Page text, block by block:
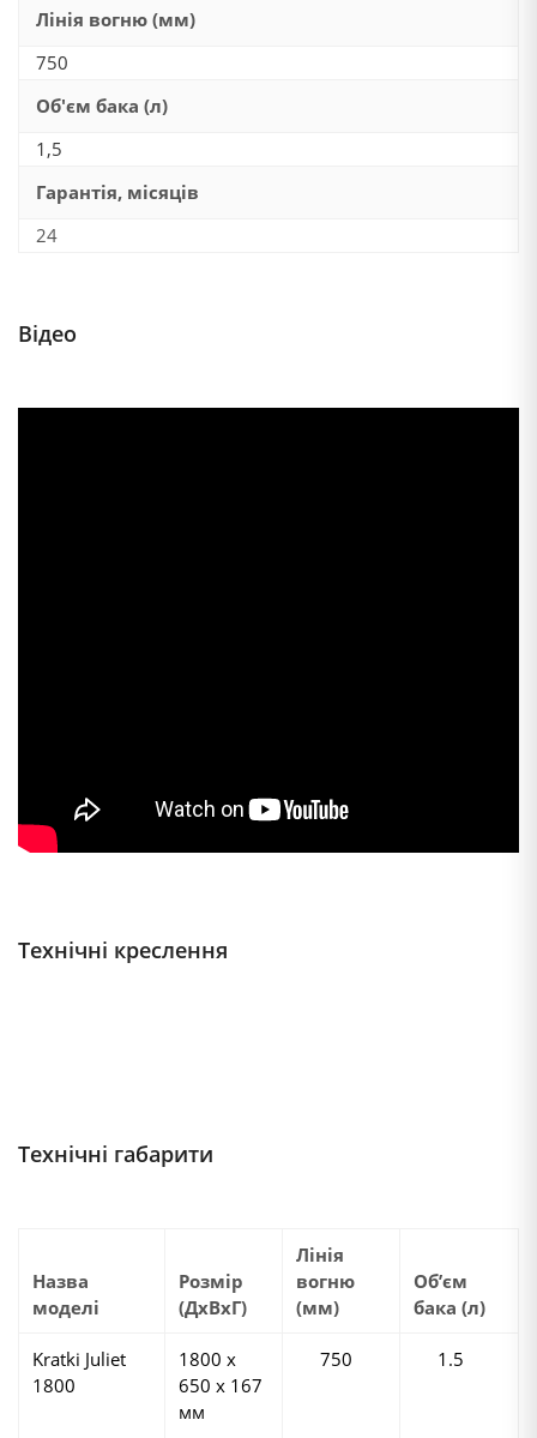
Лінія вогню (мм)
750
Об'єм бака (л)
1,5
Гарантія, місяців
24
Відео
Технічні креслення
Технічні габарити
Назва
моделі
Розмір
(ДхВхГ)
Лінія
вогню
(мм)
Об’єм
бака (л)
Kratki Juliet
1800
1800 х
650 х 167
мм
750 1.5